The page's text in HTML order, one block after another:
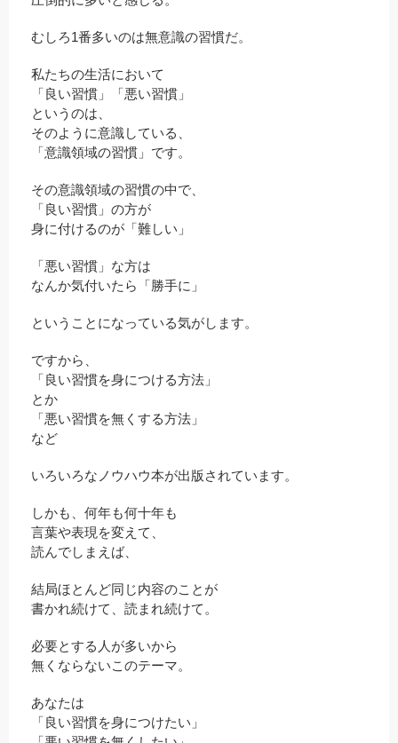
むしろ1番多いのは無意識の習慣だ。
私たちの生活において
「良い習慣」「悪い習慣」
というのは、
そのように意識している、
「意識領域の習慣」です。
その意識領域の習慣の中で、
「良い習慣」の方が
身に付けるのが「難しい」
「悪い習慣」な方は
なんか気付いたら「勝手に」
ということになっている気がします。
ですから、
「良い習慣を身につける方法」
とか
「悪い習慣を無くする方法」
など
いろいろなノウハウ本が出版されています。
しかも、何年も何十年も
言葉や表現を変えて、
読んでしまえば、
結局ほとんど同じ内容のことが
書かれ続けて、読まれ続けて。
必要とする人が多いから
無くならないこのテーマ。
あなたは
「良い習慣を身につけたい」